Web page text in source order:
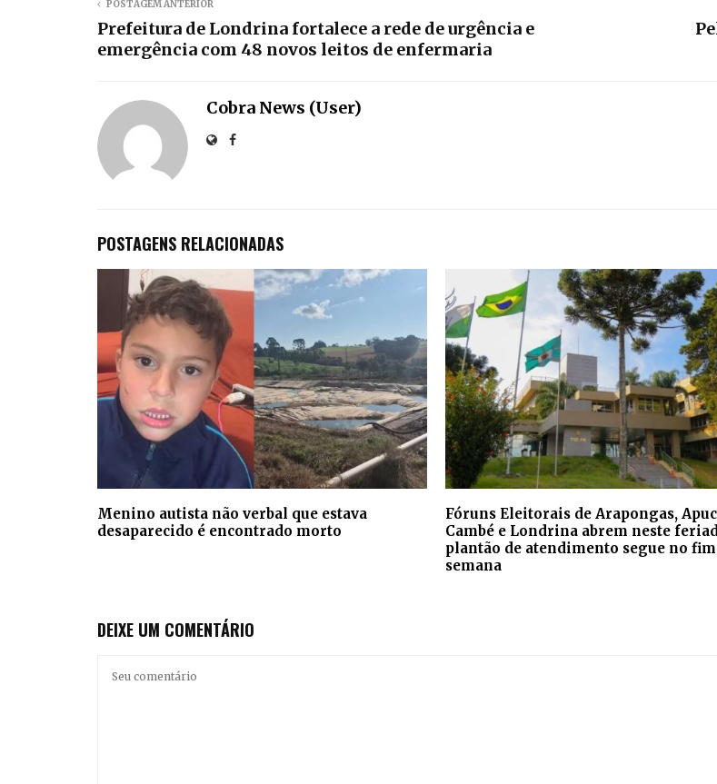
POSTAGEM ANTERIOR
Prefeitura de Londrina fortalece a rede de urgência e
emergência com 48 novos leitos de enfermaria
Cobra News (User)
POSTAGENS RELACIONADAS
Menino autista não verbal que estava
desaparecido é encontrado morto
Fóruns Eleitorais de Arapongas,
Cambé e Londrina abrem neste
plantão de atendimento segue no
semana
DEIXE UM COMENTÁRIO